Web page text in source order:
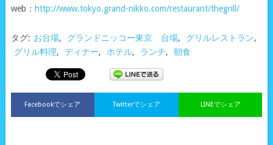
web： http://www.tokyo.grand-nikko.com/restaurant/thegrill/
タグ: お台場, グランドニッコー東京 台場, グリルレストラン,
グリル料理, ディナー, ホテル, ランチ, 朝食
Facebookでシェア LINEでシェア
Twitterでシェア